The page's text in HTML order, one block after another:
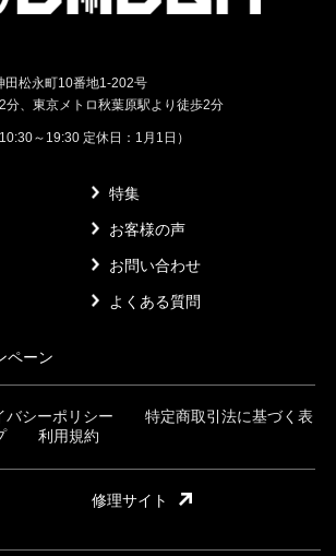
田松永町10番地1-202号
分、東京メトロ秋葉原駅より徒歩2分
～19:30 定休日：1月1日）
ペーン
特集
お客様の声
お問い合わせ
よくある質問
バシーポリシー
特定商取引法に基づく表
利用規約
修理サイト